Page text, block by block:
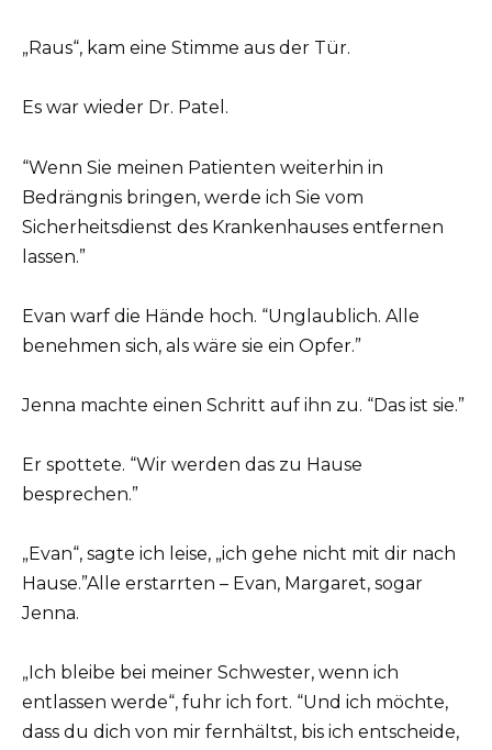
„Raus“, kam eine Stimme aus der Tür.
Es war wieder Dr. Patel.
“Wenn Sie meinen Patienten weiterhin in
Bedrängnis bringen, werde ich Sie vom
Sicherheitsdienst des Krankenhauses entfernen
lassen.”
Evan warf die Hände hoch. “Unglaublich. Alle
benehmen sich, als wäre sie ein Opfer.”
Jenna machte einen Schritt auf ihn zu. “Das ist sie.”
Er spottete. “Wir werden das zu Hause
besprechen.”
„Evan“, sagte ich leise, „ich gehe nicht mit dir nach
Hause.”Alle erstarrten – Evan, Margaret, sogar
Jenna.
„Ich bleibe bei meiner Schwester, wenn ich
entlassen werde“, fuhr ich fort. “Und ich möchte,
dass du dich von mir fernhältst, bis ich entscheide,